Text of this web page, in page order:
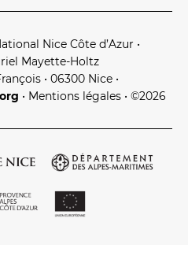
Nice Côte d’Azur •
Mayette‑Holtz
• 06300 Nice •
• Mentions légales• ©2026